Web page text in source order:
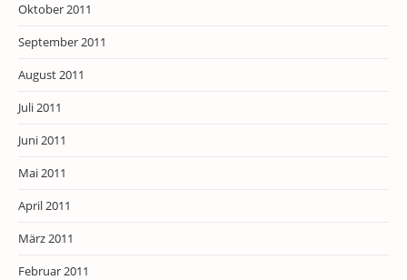
Oktober 2011
September 2011
August 2011
Juli 2011
Juni 2011
Mai 2011
April 2011
März 2011
Februar 2011